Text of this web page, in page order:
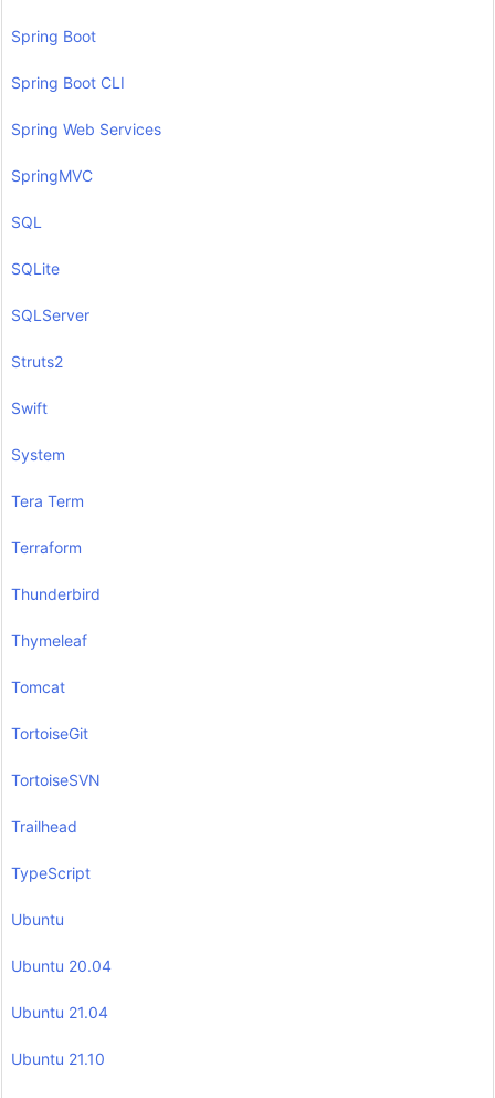
Spring Boot
Spring Boot CLI
Spring Web Services
SpringMVC
SQL
SQLite
SQLServer
Struts2
Swift
System
Tera Term
Terraform
Thunderbird
Thymeleaf
Tomcat
TortoiseGit
TortoiseSVN
Trailhead
TypeScript
Ubuntu
Ubuntu 20.04
Ubuntu 21.04
Ubuntu 21.10